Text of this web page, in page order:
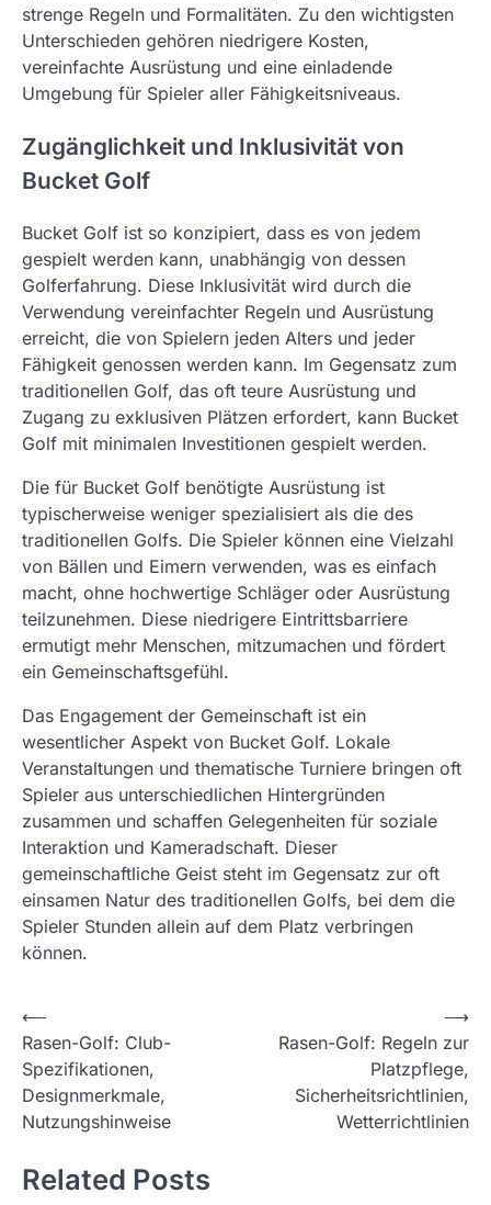
strenge Regeln und Formalitäten. Zu den wichtigsten
Unterschieden gehören niedrigere Kosten,
vereinfachte Ausrüstung und eine einladende
Umgebung für Spieler aller Fähigkeitsniveaus.
Zugänglichkeit und Inklusivität von
Bucket Golf
Bucket Golf ist so konzipiert, dass es von jedem
gespielt werden kann, unabhängig von dessen
Golferfahrung. Diese Inklusivität wird durch die
Verwendung vereinfachter Regeln und Ausrüstung
erreicht, die von Spielern jeden Alters und jeder
Fähigkeit genossen werden kann. Im Gegensatz zum
traditionellen Golf, das oft teure Ausrüstung und
Zugang zu exklusiven Plätzen erfordert, kann Bucket
Golf mit minimalen Investitionen gespielt werden.
Die für Bucket Golf benötigte Ausrüstung ist
typischerweise weniger spezialisiert als die des
traditionellen Golfs. Die Spieler können eine Vielzahl
von Bällen und Eimern verwenden, was es einfach
macht, ohne hochwertige Schläger oder Ausrüstung
teilzunehmen. Diese niedrigere Eintrittsbarriere
ermutigt mehr Menschen, mitzumachen und fördert
ein Gemeinschaftsgefühl.
Das Engagement der Gemeinschaft ist ein
wesentlicher Aspekt von Bucket Golf. Lokale
Veranstaltungen und thematische Turniere bringen oft
Spieler aus unterschiedlichen Hintergründen
zusammen und schaffen Gelegenheiten für soziale
Interaktion und Kameradschaft. Dieser
gemeinschaftliche Geist steht im Gegensatz zur oft
einsamen Natur des traditionellen Golfs, bei dem die
Spieler Stunden allein auf dem Platz verbringen
können.
P
o
s
t
a
⟵
Rasen-Golf: Club-
Spezifikationen,
Designmerkmale,
Nutzungshinweise
Rasen-Golf: Regeln zur
Platzpflege,
Sicherheitsrichtlinien,
Wetterrichtlinien
⟶
Related Posts